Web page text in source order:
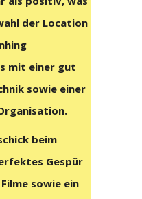
der Location
mit einer gut
sowie einer
beim
Gespür
sowie ein